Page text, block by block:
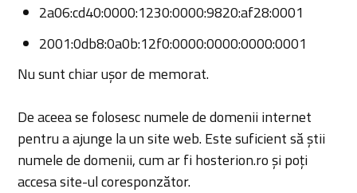
2a06:cd40:0000:1230:0000:9820:af28:0001
2001:0db8:0a0b:12f0:0000:0000:0000:0001
Nu sunt chiar ușor de memorat.
De aceea se folosesc numele de domenii internet
pentru a ajunge la un site web. Este suficient să știi
numele de domenii, cum ar fi hosterion.ro și poți
accesa site-ul coresponzător.